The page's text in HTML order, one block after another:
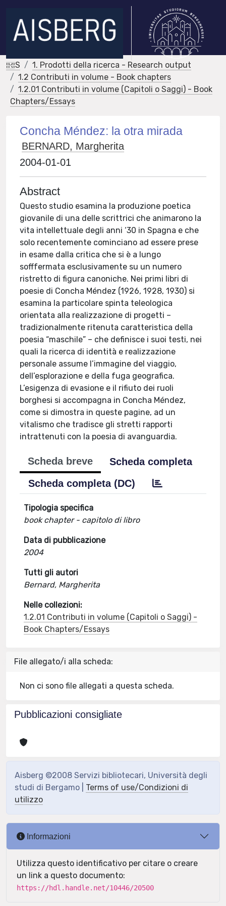
IRIS
1. Prodotti della ricerca - Research output
1.2 Contributi in volume - Book chapters
1.2.01 Contributi in volume (Capitoli o Saggi) - Book
Chapters/Essays
Concha Méndez: la otra mirada
BERNARD, Margherita
2004-01-01
Abstract
Questo studio esamina la produzione poetica
giovanile di una delle scrittrici che animarono la
vita intellettuale degli anni ‘30 in Spagna e che
solo recentemente cominciano ad essere prese
in esame dalla critica che si è a lungo
sofffermata esclusivamente su un numero
ristretto di figura canoniche. Nei primi libri di
poesie di Concha Méndez (1926, 1928, 1930) si
esamina la particolare spinta teleologica
orientata alla realizzazione di progetti –
tradizionalmente ritenuta caratteristica della
poesia “maschile” – che definisce i suoi testi, nei
quali la ricerca di identità e realizzazione
personale assume l’immagine del viaggio,
dell’esplorazione e della fuga geografica.
L’esigenza di evasione e il rifiuto dei ruoli
borghesi si accompagna in Concha Méndez,
come si dimostra in queste pagine, ad un
vitalismo che tradisce gli stretti rapporti
intrattenuti con la poesia di avanguardia.
Scheda breve
Scheda completa
Scheda completa (DC)
Tipologia specifica
book chapter - capitolo di libro
Data di pubblicazione
2004
Tutti gli autori
Bernard, Margherita
Nelle collezioni:
1.2.01 Contributi in volume (Capitoli o Saggi) -
Book Chapters/Essays
File allegato/i alla scheda:
Non ci sono file allegati a questa scheda.
Pubblicazioni consigliate
Aisberg ©2008 Servizi bibliotecari, Università degli
studi di Bergamo | Terms of use/Condizioni di
utilizzo
Informazioni
Utilizza questo identificativo per citare o creare
un link a questo documento:
https://hdl.handle.net/10446/20500